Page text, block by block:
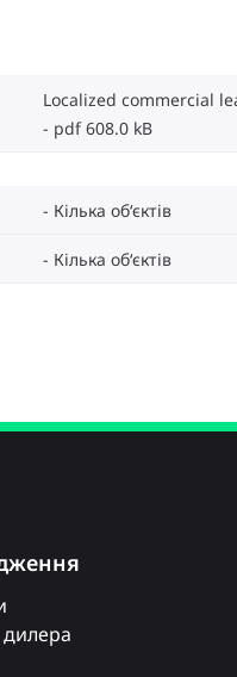
Localized commercial
pdf 608.0 kB
Кілька об‘єктів
Кілька об‘єктів